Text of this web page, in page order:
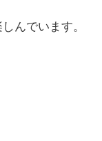
んでいます。